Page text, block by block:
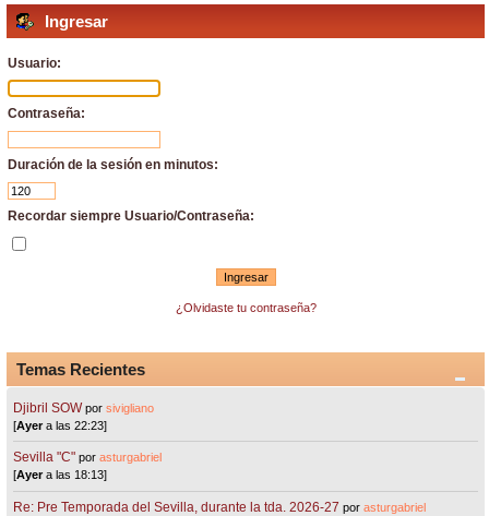
Ingresar
Usuario:
Contraseña:
Duración de la sesión en minutos:
Recordar siempre Usuario/Contraseña:
¿Olvidaste tu contraseña?
Temas Recientes
Djibril SOW porsivigliano
[Ayera las 22:23]
Sevilla "C"porasturgabriel
[Ayera las 18:13]
Re: Pre Temporada del Sevilla, durante la tda. 2026-27 porasturgabriel